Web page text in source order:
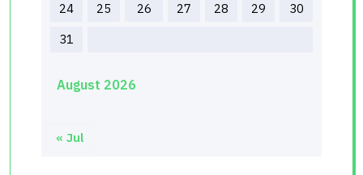
August 2026
24
25 26 27 28 29
30
31
« Jul